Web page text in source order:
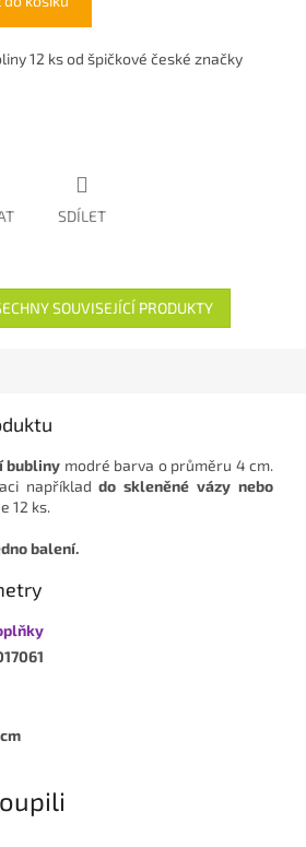
12 ks od špičkové české značky
SDÍLET
SOUVISEJÍCÍ PRODUKTY
bubliny modré barva o průměru 4 cm.
napříkladdo skleněné vázy nebo
12 ks.
balení.